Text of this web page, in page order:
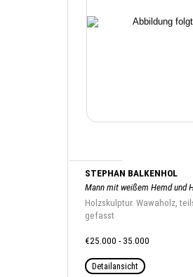
STEPHAN BALKENHOL
Mann mit weißem Hemd und
Holzskulptur. Wawaholz,
gefasst
€25.000 - 35.000
Detailansicht